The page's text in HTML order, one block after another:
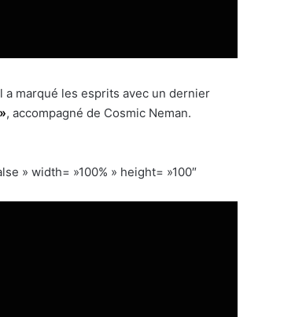
marqué les esprits avec un dernier
, accompagné de Cosmic Neman.
» width= »100% » height= »100″